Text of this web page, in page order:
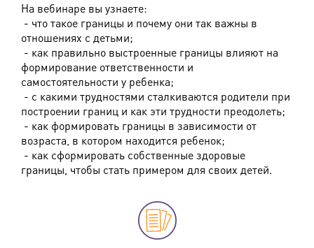
На вебинаре вы узнаете:
- что такое границы и почему они так важны в
отношениях с детьми;
- как правильно выстроенные границы влияют на
формирование ответственности и
самостоятельности у ребенка;
- с какими трудностями сталкиваются родители при
построении границ и как эти трудности преодолеть;
- как формировать границы в зависимости от
возраста, в котором находится ребенок;
- как сформировать собственные здоровые
границы, чтобы стать примером для своих детей.